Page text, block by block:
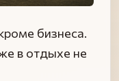
бизнеса.
в отдыхе не